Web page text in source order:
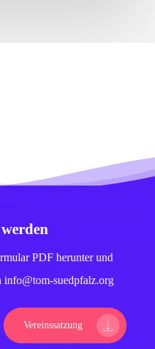
PDF herunter und
info@tom-suedpfalz.org
Vereinssatzung